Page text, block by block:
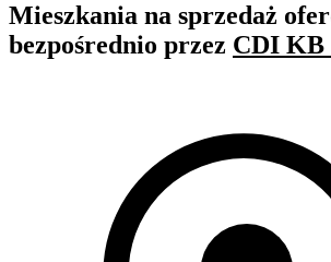
Mieszkania na sprzedaż
bezpośrednio przez CDI KB